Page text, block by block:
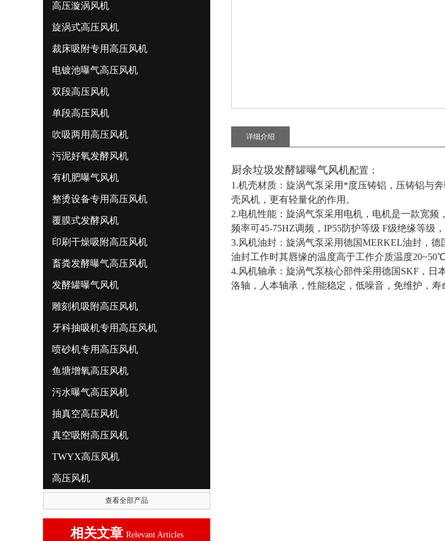
高压漩涡风机
旋涡式高压风机
裁床吸附专用高压风机
电镀池曝气高压风机
双段高压风机
单段高压风机
吹吸两用高压风机
污泥好氧发酵风机
有机肥曝气风机
整烫设备专用高压风机
覆膜式发酵风机
印刷干燥吸附高压风机
畜粪发酵曝气高压风机
发酵罐曝气风机
雕刻机吸附高压风机
牙科抽吸机专用高压风机
喷砂机专用高压风机
鱼塘增氧高压风机
污水曝气高压风机
抽真空高压风机
真空吸附高压风机
TWYX高压风机
高压风机
查看全部产品
相关文章 Relevant Articles
详细介绍
厨余垃圾发酵罐曝气风机配置：
1.机壳材质：旋涡气泵采用*度压铸铝，压铸铝与
壳风机，更有轻量化的作用。
2.电机性能：旋涡气泵采用电机，电机是一款宽频
频率可45-75HZ调频，IP55防护等级 F级绝缘等级
3.风机油封：旋涡气泵采用德国MERKEL油封，
油封工作时其唇缘的温度高于工作介质温度
4.风机轴承：旋涡气泵核心部件采用德国SKF，日
洛轴，人本轴承，性能稳定，低噪音，免维护，寿